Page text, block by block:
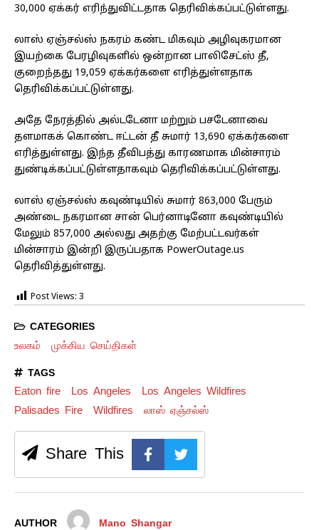
30,000 ஏக்கர் எரிந்துவிட்டதாக தெரிவிக்கப்பட்டுள்ளது.
லாஸ் ஏஞ்சல்ஸ் நகரம் கண்ட மிகவும் அழிவுகரமான
இயற்கை பேரழிவுகளில் ஒன்றான பாலிசேட்ஸ் தீ,
குறைந்தது 19,059 ஏக்கர்களை எரித்துள்ளதாக
தெரிவிக்கப்பட்டுள்ளது.
அதே நேரத்தில் அல்டடேனா மற்றும் பசடேனாவை
தளமாகக் கொண்ட ஈட்டன் தீ சுமார் 13,690 ஏக்கர்களை
எரித்துள்ளது. இந்த தீவிபத்து காரணமாக மின்சாரம்
துண்டிக்கப்பட்டுள்ளதாகவும் தெரிவிக்கப்பட்டுள்ளது.
லாஸ் ஏஞ்சல்ஸ் கவுண்டியில் சுமார் 863,000 பேரும்
அண்டை நகரமான சான் பெர்னாடினோ கவுண்டியில்
மேலும் 857,000 அல்லது அதற்கு மேற்பட்டவர்கள்
மின்சாரம் இன்றி இருப்பதாக PowerOutage.us
தெரிவித்துள்ளது.
Post Views: 3
CATEGORIES
உலகம் முக்கிய செய்திகள்
TAGS
Eaton fire Los Angeles
Los Angeles Wildfires
Palisades Fire
Wildfires லாஸ் ஏஞ்சல்ஸ்
Share This
AUTHOR Mano Shangar